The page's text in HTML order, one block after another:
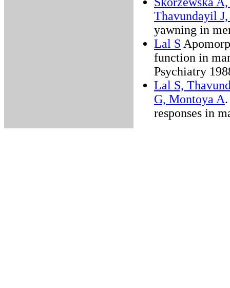
Thavundayil
yawning in
Lal S
function in
Psychiatry
Lal S,
G, Montoya A
responses in